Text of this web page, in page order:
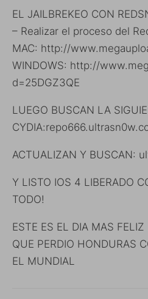
EL JAILBREKEO CON
– Realizar el proceso del
MAC: http://
WINDOWS: http://
d=25DGZ3QE
LUEGO BUSCAN LA
ACTUALIZAN Y BUSCAN:
Y LISTO IOS 4 LIBERADO
TODO!
ESTE ES EL DIA MAS FELIZ
QUE PERDIO HONDURAS
EL MUNDIAL